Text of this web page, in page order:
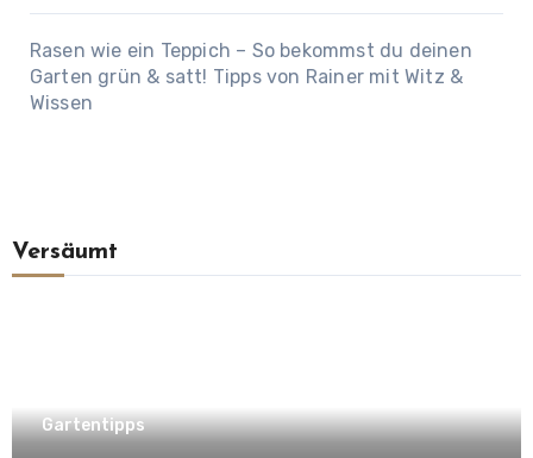
Rasen wie ein Teppich – So bekommst du deinen
Garten grün & satt! Tipps von Rainer mit Witz &
Wissen
Versäumt
Gartentipps